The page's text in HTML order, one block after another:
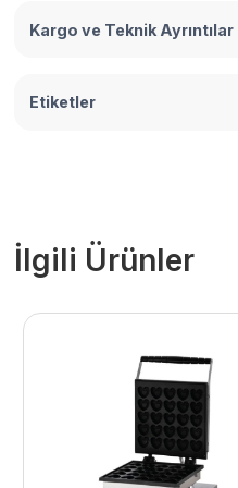
Kargo ve Teknik Ayrıntılar
Etiketler
İlgili Ürünler